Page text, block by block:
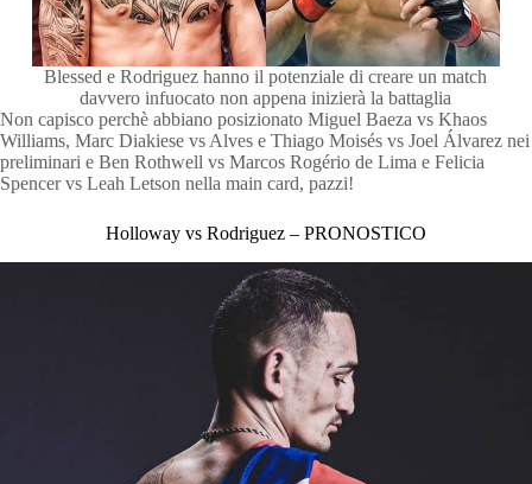
Blessed e Rodriguez hanno il potenziale di creare un match
davvero infuocato non appena inizierà la battaglia
Non capisco perchè abbiano posizionato Miguel Baeza vs Khaos
Williams, Marc Diakiese vs Alves e Thiago Moisés vs Joel Álvarez nei
preliminari e Ben Rothwell vs Marcos Rogério de Lima e Felicia
Spencer vs Leah Letson nella main card, pazzi!
Holloway vs Rodriguez – PRONOSTICO